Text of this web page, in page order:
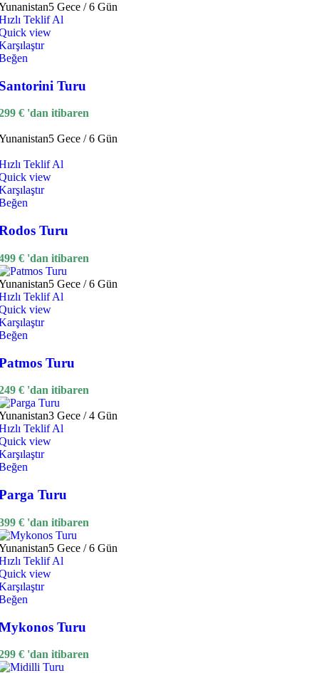
5 Gece / 6 Gün
Teklif Al
view
Turu
€ 'dan itibaren
5 Gece / 6 Gün
Teklif Al
view
Turu
€ 'dan itibaren
5 Gece / 6 Gün
Teklif Al
view
Turu
€ 'dan itibaren
3 Gece / 4 Gün
Teklif Al
view
Turu
€ 'dan itibaren
5 Gece / 6 Gün
Teklif Al
view
Turu
€ 'dan itibaren